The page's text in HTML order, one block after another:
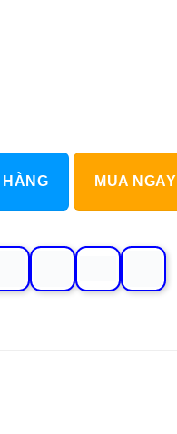
(Q) số lượng
HÀNG MUA NGAY